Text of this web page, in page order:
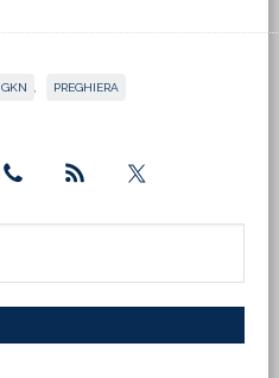
GKN PREGHIERA